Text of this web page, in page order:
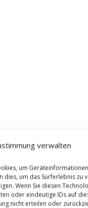
verwalten
um
um das Surferlebnis zu
Wenn Sie diesen
oder eindeutige IDs auf
nicht erteilen oder